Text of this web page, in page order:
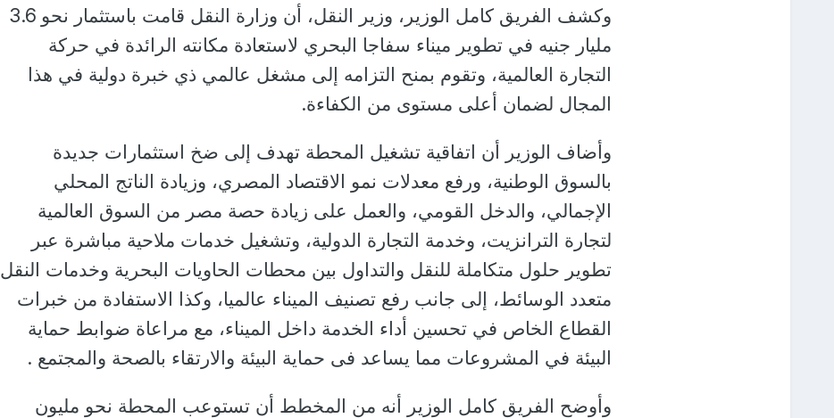
وكشف الفريق كامل الوزير، وزير النقل، أن وزارة النقل قامت باستثمار نحو 3.6
مليار جنيه في تطوير ميناء سفاجا البحري لاستعادة مكانته الرائدة في حركة
التجارة العالمية، وتقوم بمنح التزامه إلى مشغل عالمي ذي خبرة دولية في هذا
المجال لضمان أعلى مستوى من الكفاءة.
وأضاف الوزير أن اتفاقية تشغيل المحطة تهدف إلى ضخ استثمارات جديدة
بالسوق الوطنية، ورفع معدلات نمو الاقتصاد المصري، وزيادة الناتج المحلي
الإجمالي، والدخل القومي، والعمل على زيادة حصة مصر من السوق العالمية
لتجارة الترانزيت، وخدمة التجارة الدولية، وتشغيل خدمات ملاحية مباشرة عبر
تطوير حلول متكاملة للنقل والتداول بين محطات الحاويات البحرية وخدمات النقل
متعدد الوسائط، إلى جانب رفع تصنيف الميناء عالميا، وكذا الاستفادة من خبرات
القطاع الخاص في تحسين أداء الخدمة داخل الميناء، مع مراعاة ضوابط حماية
البيئة في المشروعات مما يساعد فى حماية البيئة والارتقاء بالصحة والمجتمع .
وأوضح الفريق كامل الوزير أنه من المخطط أن تستوعب المحطة نحو مليون